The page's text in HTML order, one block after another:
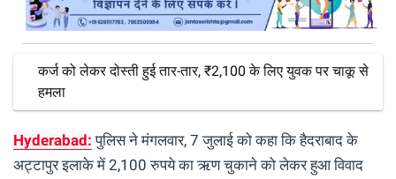
कर्ज को लेकर दोस्ती हुई तार-तार, ₹2,100 के लिए युवक पर चाकू से
हमला
Hyderabad: पुलिस ने मंगलवार, 7 जुलाई को कहा कि हैदराबाद के
अट्टापुर इलाके में 2,100 रुपये का ऋण चुकाने को लेकर हुआ विवाद